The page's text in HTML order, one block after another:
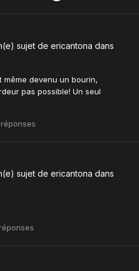
sujet de ericantona dans
devenu un bourin,
pas possible! Un seul
sujet de ericantona dans